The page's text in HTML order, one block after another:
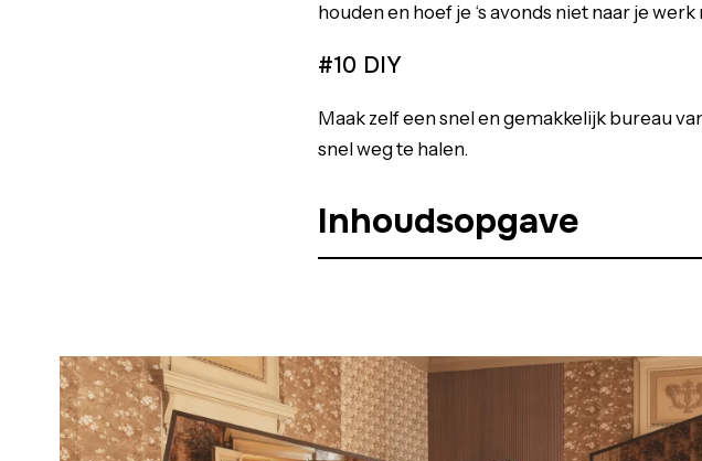
houden en hoef je ‘s avonds niet naar je
#10 DIY
Maak zelf een snel en gemakkelijk bureau
snel weg te halen.
Inhoudsopgave